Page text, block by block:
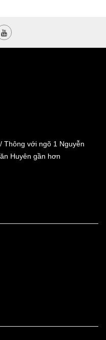
Thông với ngõ 1 Nguyễn
Huyên gần hơn